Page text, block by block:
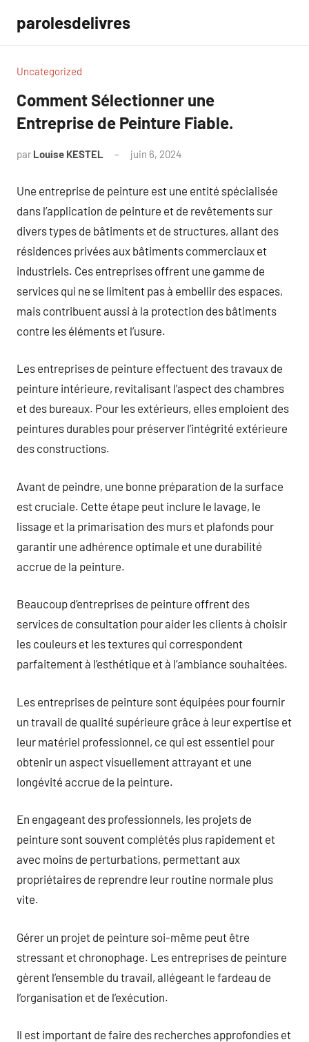
contenu
parolesdelivres
Uncategorized
Comment Sélectionner une
Entreprise de Peinture Fiable.
par Louise KESTEL juin 6, 2024
Une entreprise de peinture est une entité spécialisée
dans l’application de peinture et de revêtements sur
divers types de bâtiments et de structures, allant des
résidences privées aux bâtiments commerciaux et
industriels. Ces entreprises offrent une gamme de
services qui ne se limitent pas à embellir des espaces,
mais contribuent aussi à la protection des bâtiments
contre les éléments et l’usure.
Les entreprises de peinture effectuent des travaux de
peinture intérieure, revitalisant l’aspect des chambres
et des bureaux. Pour les extérieurs, elles emploient des
peintures durables pour préserver l’intégrité extérieure
des constructions.
Avant de peindre, une bonne préparation de la surface
est cruciale. Cette étape peut inclure le lavage, le
lissage et la primarisation des murs et plafonds pour
garantir une adhérence optimale et une durabilité
accrue de la peinture.
Beaucoup d’entreprises de peinture offrent des
services de consultation pour aider les clients à choisir
les couleurs et les textures qui correspondent
parfaitement à l’esthétique et à l’ambiance souhaitées.
Les entreprises de peinture sont équipées pour fournir
un travail de qualité supérieure grâce à leur expertise et
leur matériel professionnel, ce qui est essentiel pour
obtenir un aspect visuellement attrayant et une
longévité accrue de la peinture.
En engageant des professionnels, les projets de
peinture sont souvent complétés plus rapidement et
avec moins de perturbations, permettant aux
propriétaires de reprendre leur routine normale plus
vite.
Gérer un projet de peinture soi-même peut être
stressant et chronophage. Les entreprises de peinture
gèrent l’ensemble du travail, allégeant le fardeau de
l’organisation et de l’exécution.
Il est important de faire des recherches approfondies et